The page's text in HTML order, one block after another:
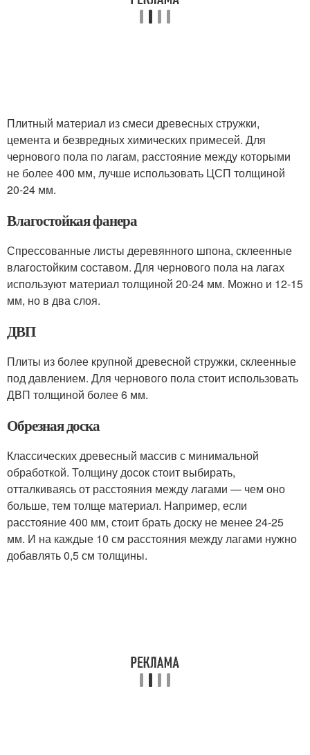
Плитный материал из смеси древесных стружки,
цемента и безвредных химических примесей. Для
чернового пола по лагам, расстояние между которыми
не более 400 мм, лучше использовать ЦСП толщиной
20-24 мм.
Влагостойкая фанера
Спрессованные листы деревянного шпона, склеенные
влагостойким составом. Для чернового пола на лагах
используют материал толщиной 20-24 мм. Можно и 12-15
мм, но в два слоя.
ДВП
Плиты из более крупной древесной стружки, склеенные
под давлением. Для чернового пола стоит использовать
ДВП толщиной более 6 мм.
Обрезная доска
Классических древесный массив с минимальной
обработкой. Толщину досок стоит выбирать,
отталкиваясь от расстояния между лагами — чем оно
больше, тем толще материал. Например, если
расстояние 400 мм, стоит брать доску не менее 24-25
мм. И на каждые 10 см расстояния между лагами нужно
добавлять 0,5 см толщины.